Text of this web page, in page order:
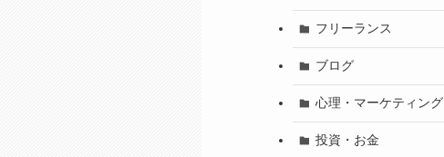
フリーランス
ブログ
心理・マーケティング
投資・お金